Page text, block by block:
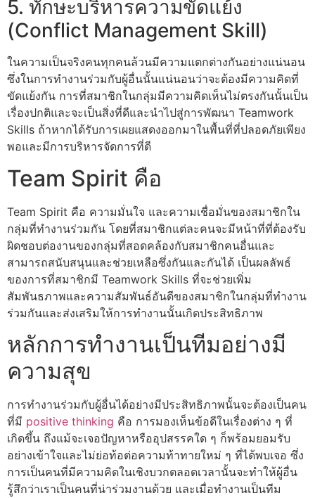
5. ทักษะบริหารความขัดแย้ง
(Conflict Management Skill)
ในความเป็นจริงคนทุกคนล้วนมีความแตกต่างกันอย่างแน่นอน
ซึ่งในการทำงานร่วมกับผู้อื่นนั้นแน่นอนว่าจะต้องมีความคิดที่
ขัดแย้งกัน การที่สมาชิกในกลุ่มมีความคิดเห็นไม่ตรงกันนั้นเป็น
เรื่องปกติและจะเป็นสิ่งที่ดีและนำไปสู่การพัฒนา Teamwork
Skills ถ้าหากได้รับการเผยแสดงออกมาในพื้นที่ที่ปลอดภัยเพียง
พอและมีการบริหารจัดการที่ดี
Team Spirit คือ
Team Spirit คือ ความมั่นใจ และความเชื่อมั่นของสมาชิกใน
กลุ่มที่ทำงานร่วมกัน โดยที่สมาชิกแต่ละคนจะมีหน้าที่ที่ต้องรับ
ผิดชอบต่องานของกลุ่มที่สอดคล้องกับสมาชิกคนอื่นและ
สามารถสนับสนุนและช่วยเหลือซึ่งกันและกันได้ เป็นผลลัพธ์
ของการที่สมาชิกมี Teamwork Skills ที่จะช่วยเพิ่ม
สัมพันธภาพและความสัมพันธ์อันดีของสมาชิกในกลุ่มที่ทำงาน
ร่วมกันและส่งเสริมให้การทำงานนั้นเกิดประสิทธิภาพ
หลักการทำงานเป็นทีมอย่างมี
ความสุข
การทำงานร่วมกับผู้อื่นได้อย่างมีประสิทธิภาพนั้นจะต้องเป็นคน
ที่มี positive thinking คือ การมองเห็นข้อดีในเรื่องต่าง ๆ ที่
เกิดขึ้น ถึงแม้จะเจอปัญหาหรืออุปสรรคใด ๆ ก็พร้อมยอมรับ
อย่างเข้าใจและไม่ย่อท้อต่อความท้าทายใหม่ ๆ ที่ได้พบเจอ ซึ่ง
การเป็นคนที่มีความคิดในเชิงบวกตลอดเวลานั้นจะทำให้ผู้อื่น
รู้สึกว่าเราเป็นคนที่น่าร่วมงานด้วย และเมื่อทำงานเป็นทีม